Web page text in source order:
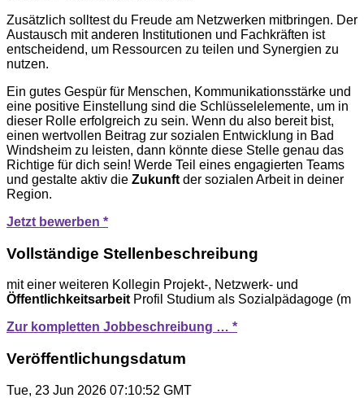
Zusätzlich solltest du Freude am Netzwerken mitbringen. Der
Austausch mit anderen Institutionen und Fachkräften ist
entscheidend, um Ressourcen zu teilen und Synergien zu
nutzen.
Ein gutes Gespür für Menschen, Kommunikationsstärke und
eine positive Einstellung sind die Schlüsselelemente, um in
dieser Rolle erfolgreich zu sein. Wenn du also bereit bist,
einen wertvollen Beitrag zur sozialen Entwicklung in Bad
Windsheim zu leisten, dann könnte diese Stelle genau das
Richtige für dich sein! Werde Teil eines engagierten Teams
und gestalte aktiv die Zukunft der sozialen Arbeit in deiner
Region.
Jetzt bewerben *
Vollständige Stellenbeschreibung
mit einer weiteren Kollegin Projekt-, Netzwerk- und
Öffentlichkeitsarbeit Profil Studium als Sozialpädagoge (m
Zur kompletten Jobbeschreibung … *
Veröffentlichungsdatum
Tue, 23 Jun 2026 07:10:52 GMT